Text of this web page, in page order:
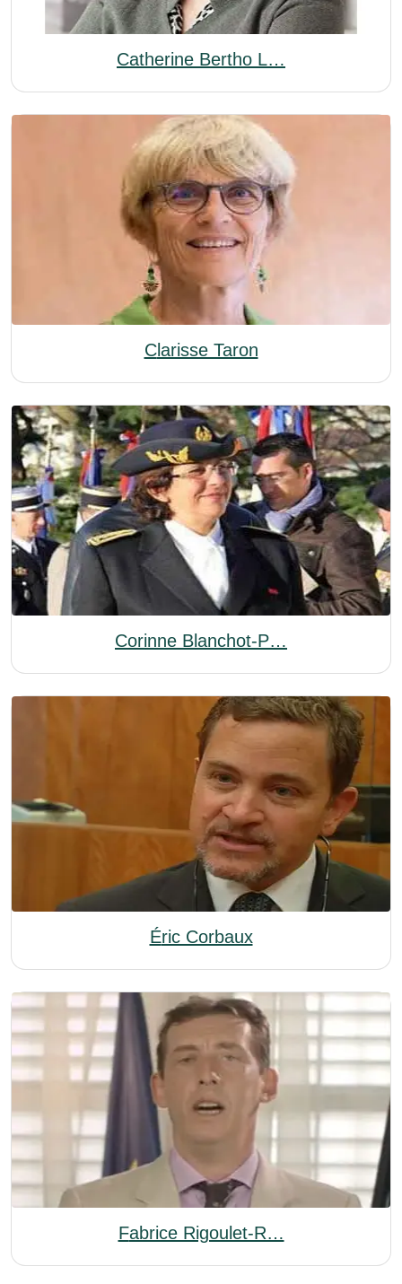
Catherine Bertho L…
Clarisse Taron
Corinne Blanchot-P…
Éric Corbaux
Fabrice Rigoulet-R…